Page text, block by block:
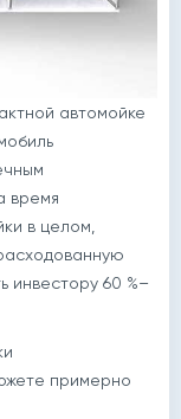
автомойке
время
в целом,
инвестору 60 %–
примерно